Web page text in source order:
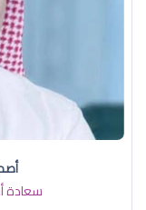
سعادة